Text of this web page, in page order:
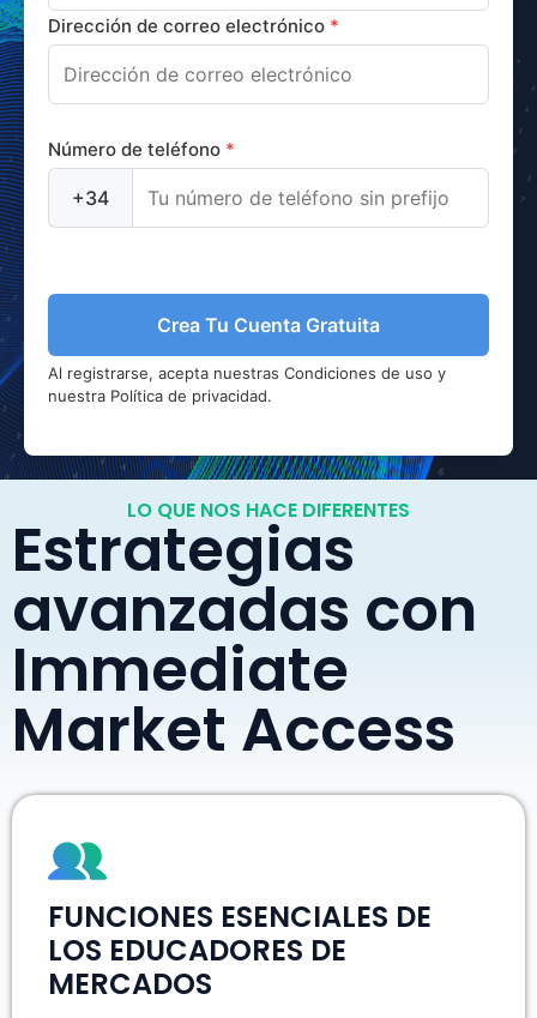
Dirección de correo electrónico *
Número de teléfono *
+34
Crea Tu Cuenta Gratuita
Al registrarse, acepta nuestras Condiciones de uso y
nuestra Política de privacidad.
LO QUE NOS HACE DIFERENTES
Estrategias
avanzadas con
Immediate
Market Access
FUNCIONES ESENCIALES DE
LOS EDUCADORES DE
MERCADOS